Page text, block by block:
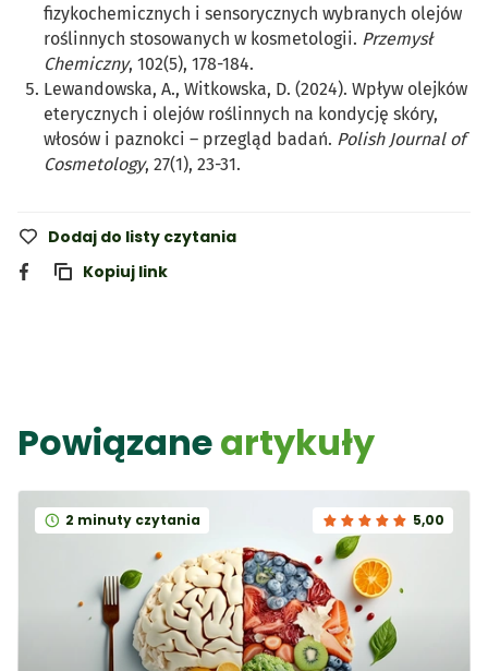
fizykochemicznych i sensorycznych wybranych olejów
roślinnych stosowanych w kosmetologii. Przemysł
Chemiczny, 102(5), 178-184.
Lewandowska, A., Witkowska, D. (2024). Wpływ olejków
eterycznych i olejów roślinnych na kondycję skóry,
włosów i paznokci – przegląd badań. Polish Journal of
Cosmetology, 27(1), 23-31.
Dodaj do listy czytania
Kopiuj link
Powiązaneartykuły
2 minuty czytania 5,00